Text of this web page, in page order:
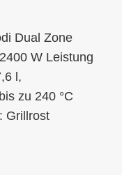
Dual Zone
W Leistung
l,
zu 240 °C
Grillrost